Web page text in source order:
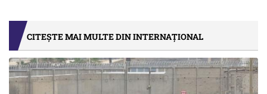
CITEȘTE MAI MULTE DIN INTERNAȚIONAL